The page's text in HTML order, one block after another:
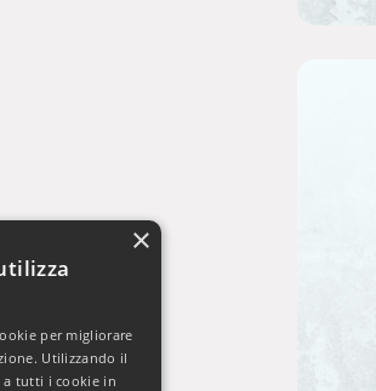
×
per migliorare
Utilizzando il
a tutti i cookie in